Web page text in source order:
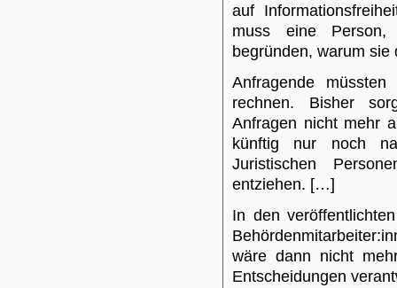
auf
muss eine
begründen, warum sie
Anfragende
rechnen. Bisher
Anfragen nicht mehr
künftig nur noch
Juristischen
entziehen. […]
In den
wäre dann nicht
Entscheidungen